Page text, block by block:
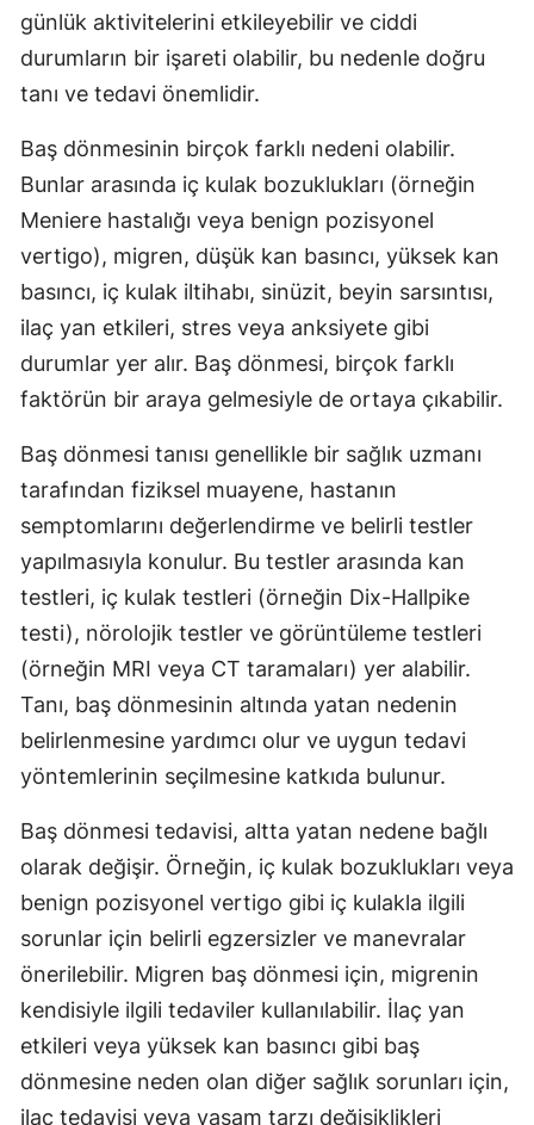
günlük aktivitelerini etkileyebilir ve ciddi
durumların bir işareti olabilir, bu nedenle doğru
tanı ve tedavi önemlidir.
Baş dönmesinin birçok farklı nedeni olabilir.
Bunlar arasında iç kulak bozuklukları (örneğin
Meniere hastalığı veya benign pozisyonel
vertigo), migren, düşük kan basıncı, yüksek kan
basıncı, iç kulak iltihabı, sinüzit, beyin sarsıntısı,
ilaç yan etkileri, stres veya anksiyete gibi
durumlar yer alır. Baş dönmesi, birçok farklı
faktörün bir araya gelmesiyle de ortaya çıkabilir.
Baş dönmesi tanısı genellikle bir sağlık uzmanı
tarafından fiziksel muayene, hastanın
semptomlarını değerlendirme ve belirli testler
yapılmasıyla konulur. Bu testler arasında kan
testleri, iç kulak testleri (örneğin Dix-Hallpike
testi), nörolojik testler ve görüntüleme testleri
(örneğin MRI veya CT taramaları) yer alabilir.
Tanı, baş dönmesinin altında yatan nedenin
belirlenmesine yardımcı olur ve uygun tedavi
yöntemlerinin seçilmesine katkıda bulunur.
Baş dönmesi tedavisi, altta yatan nedene bağlı
olarak değişir. Örneğin, iç kulak bozuklukları veya
benign pozisyonel vertigo gibi iç kulakla ilgili
sorunlar için belirli egzersizler ve manevralar
önerilebilir. Migren baş dönmesi için, migrenin
kendisiyle ilgili tedaviler kullanılabilir. İlaç yan
etkileri veya yüksek kan basıncı gibi baş
dönmesine neden olan diğer sağlık sorunları için,
ilaç tedavisi veya yaşam tarzı değişiklikleri